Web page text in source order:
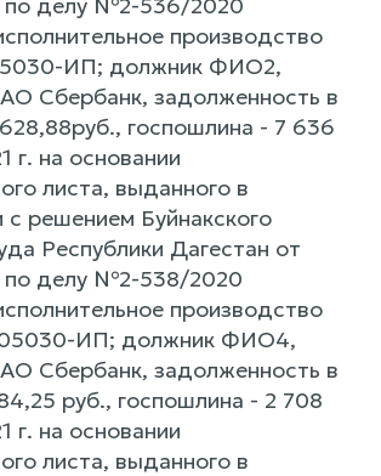
производство
ИП; должник ФИО2,
Сбербанк, задолженность в
госпошлина - 7 636
г. на основании
листа, выданного в
c решением Буйнакского
Республики Дагестан от
по делу №2-538/2020
производство
ИП; должник ФИО4,
Сбербанк, задолженность в
руб., госпошлина - 2 708
г. на основании
листа, выданного в